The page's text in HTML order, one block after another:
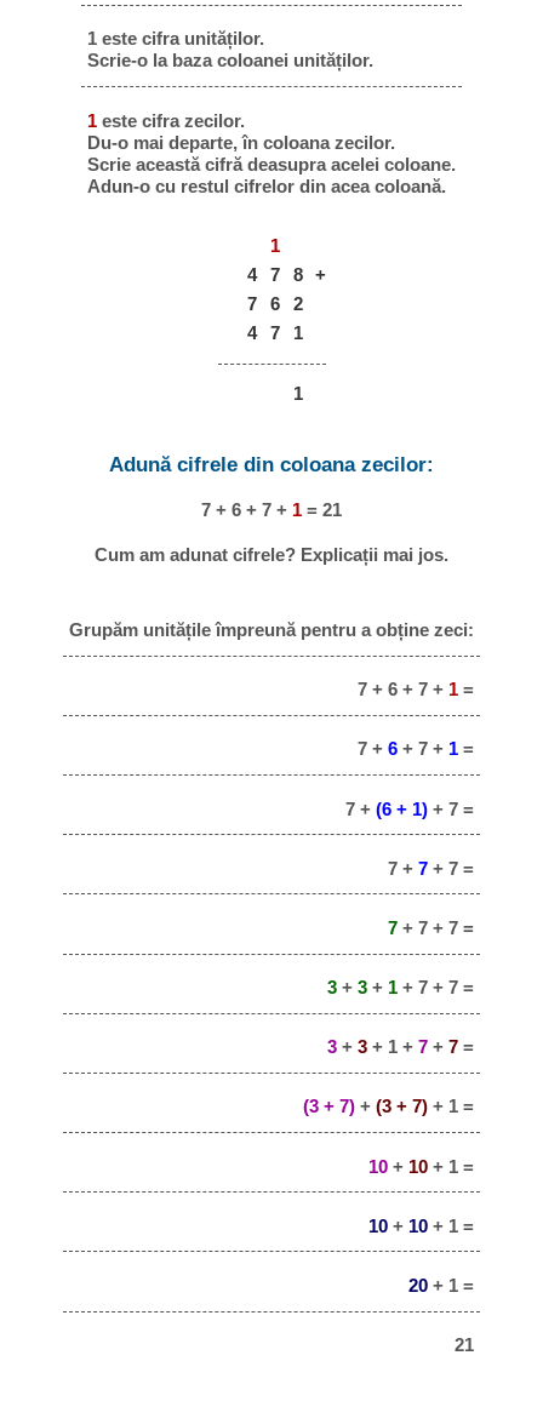
1 este cifra unităților.
Scrie-o la baza coloanei unităților.
1 este cifra zecilor.
Du-o mai departe, în coloana zecilor.
Scrie această cifră deasupra acelei coloane.
Adun-o cu restul cifrelor din acea coloană.
1
4
7 8
+
7
6
2
4
7 1
1
Adună cifrele din coloana zecilor:
7 + 6 + 7 + 1 = 21
Cum am adunat cifrele? Explicații mai jos.
Grupăm unitățile împreună pentru a obține zeci:
7 + 6 + 7 + 1 =
7 + 6 + 7 + 1 =
7 + (6 + 1) + 7 =
7 + 7 + 7 =
7 + 7 + 7 =
3 + 3 + 1 + 7 + 7 =
3 + 3 + 1 + 7 + 7 =
(3 + 7) + (3 + 7) + 1 =
10 + 10 + 1 =
10 + 10 + 1 =
20 + 1 =
21